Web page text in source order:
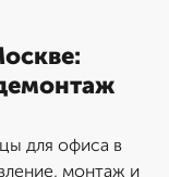
для офиса в
монтаж и